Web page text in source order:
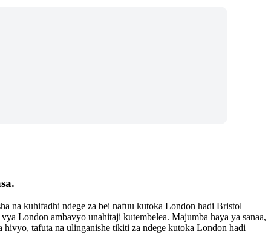
na kuhifadhi ndege za bei nafuu kutoka London hadi Bristol
London ambavyo unahitaji kutembelea. Majumba haya ya sanaa,
tafuta na ulinganishe tikiti za ndege kutoka London hadi